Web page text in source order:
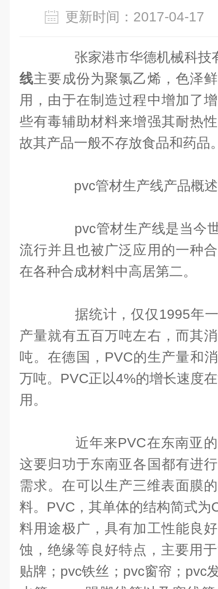
更新时间：2017-04-
张家港市华德机械科技
线主要成份为聚氯乙烯，色泽
用，由于在制造过程中增加了
些有毒辅助材料来增强其耐热
故其产品一般不存放食品和药品
pvc管材生产线产品概述
pvc管材生产线是当今世
流行并且也被广泛应用的一种
在各种合成材料中高居第二。
据统计，仅仅1995年一
产量就有五百万吨左右，而其
吨。在德国，PVC的生产量和
万吨。PVC正以4%的增长速度
用。
近年来PVC在东南亚的
这要归功于东南亚各国都有进
需求。在可以生产三维表面膜
料。PVC，其单体的结构简式为
料用途极广，具有加工性能良
蚀，绝缘等良好特点，主要用
贴牌；pvc铁丝；pvc窗帘；pvc